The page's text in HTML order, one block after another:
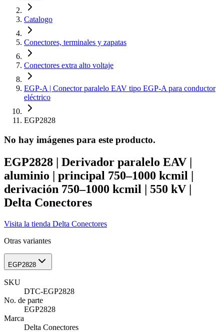
Catalogo
Conectores, terminales y zapatas
Conectores extra alto voltaje
EGP-A | Conector paralelo EAV tipo EGP-A para conductor
eléctrico
EGP2828
No hay imágenes para este producto.
EGP2828 | Derivador paralelo EAV |
aluminio | principal 750–1000 kcmil |
derivación 750–1000 kcmil | 550 kV |
Delta Conectores
Visita la tienda Delta Conectores
Otras variantes
EGP2828
SKU
DTC-EGP2828
No. de parte
EGP2828
Marca
Delta Conectores